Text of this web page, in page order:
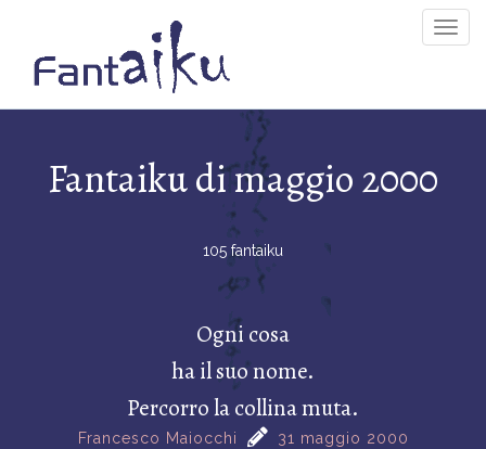
Fantaiku di maggio 2000
105 fantaiku
Ogni cosa
ha il suo nome.
Percorro la collina muta.
Francesco Maiocchi 31 maggio 2000